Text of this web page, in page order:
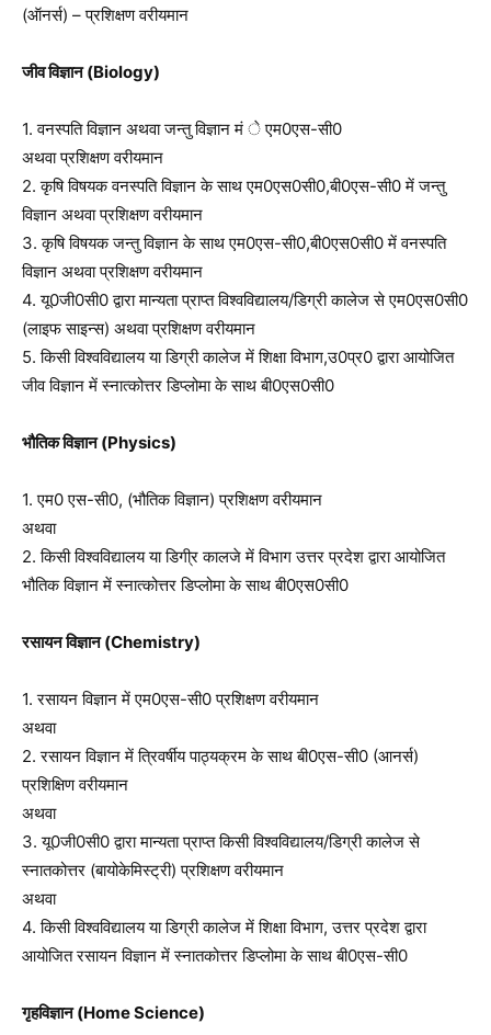
(ऑनर्स) – प्रशिक्षण वरीयमान
जीव विज्ञान (Biology)
1. वनस्पति विज्ञान अथवा जन्तु विज्ञान मं े एम0एस-सी0
अथवा प्रशिक्षण वरीयमान
2. कृषि विषयक वनस्पति विज्ञान के साथ एम0एस0सी0,बी0एस-सी0 में जन्तु
विज्ञान अथवा प्रशिक्षण वरीयमान
3. कृषि विषयक जन्तु विज्ञान के साथ एम0एस-सी0,बी0एस0सी0 में वनस्पति
विज्ञान अथवा प्रशिक्षण वरीयमान
4. यू0जी0सी0 द्वारा मान्यता प्राप्त विश्वविद्यालय/डिग्री कालेज से एम0एस0सी0
(लाइफ साइन्स) अथवा प्रशिक्षण वरीयमान
5. किसी विश्वविद्यालय या डिग्री कालेज में शिक्षा विभाग,उ0प्र0 द्वारा आयोजित
जीव विज्ञान में स्नात्कोत्तर डिप्लोमा के साथ बी0एस0सी0
भौतिक विज्ञान (Physics)
1. एम0 एस-सी0, (भौतिक विज्ञान) प्रशिक्षण वरीयमान
अथवा
2. किसी विश्वविद्यालय या डिगी्र कालजे में विभाग उत्तर प्रदेश द्वारा आयोजित
भौतिक विज्ञान में स्नात्कोत्तर डिप्लोमा के साथ बी0एस0सी0
रसायन विज्ञान (Chemistry)
1. रसायन विज्ञान में एम0एस-सी0 प्रशिक्षण वरीयमान
अथवा
2. रसायन विज्ञान में त्रिवर्षीय पाठ्यक्रम के साथ बी0एस-सी0 (आनर्स)
प्रशिक्षिण वरीयमान
अथवा
3. यू0जी0सी0 द्वारा मान्यता प्राप्त किसी विश्वविद्यालय/डिग्री कालेज से
स्नातकोत्तर (बायोकेमिस्ट्री) प्रशिक्षण वरीयमान
अथवा
4. किसी विश्वविद्यालय या डिग्री कालेज में शिक्षा विभाग, उत्तर प्रदेश द्वारा
आयोजित रसायन विज्ञान में स्नातकोत्तर डिप्लोमा के साथ बी0एस-सी0
गृहविज्ञान (Home Science)